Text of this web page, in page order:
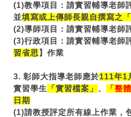
(1)教學項目：請實習輔導老師
並填寫或上傳師長親自撰寫之
(2)導師項目：請實習輔導老師
(3)行政項目：請實習輔導老師
習省思 】作業
3. 彰師大指導老師應於111年1
實習學生
「實習檔案」 、 「整
日期
(1)請教授評定所有線上作業，